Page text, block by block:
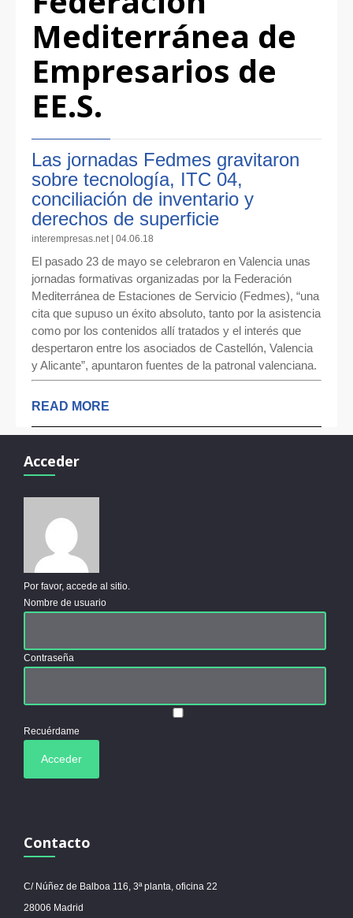
Mediterránea de
Empresarios de
EE.S.
Las jornadas Fedmes gravitaron
sobre tecnología, ITC 04,
conciliación de inventario y
derechos de superficie
interempresas.net | 04.06.18
El pasado 23 de mayo se celebraron en Valencia unas
jornadas formativas organizadas por la Federación
Mediterránea de Estaciones de Servicio (Fedmes), “una
cita que supuso un éxito absoluto, tanto por la asistencia
como por los contenidos allí tratados y el interés que
despertaron entre los asociados de Castellón, Valencia
y Alicante”, apuntaron fuentes de la patronal valenciana.
READ MORE
Acceder
Por favor, accede al sitio.
Nombre de usuario
Contraseña
Recuérdame
Contacto
C/ Núñez de Balboa 116, 3ª planta, oficina 22
28006 Madrid